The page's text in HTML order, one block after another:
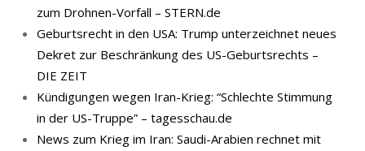
zum Drohnen-Vorfall – STERN.de
Geburtsrecht in den USA: Trump unterzeichnet neues
Dekret zur Beschränkung des US-Geburtsrechts –
DIE ZEIT
Kündigungen wegen Iran-Krieg: “Schlechte Stimmung
in der US-Truppe” – tagesschau.de
News zum Krieg im Iran: Saudi-Arabien rechnet mit